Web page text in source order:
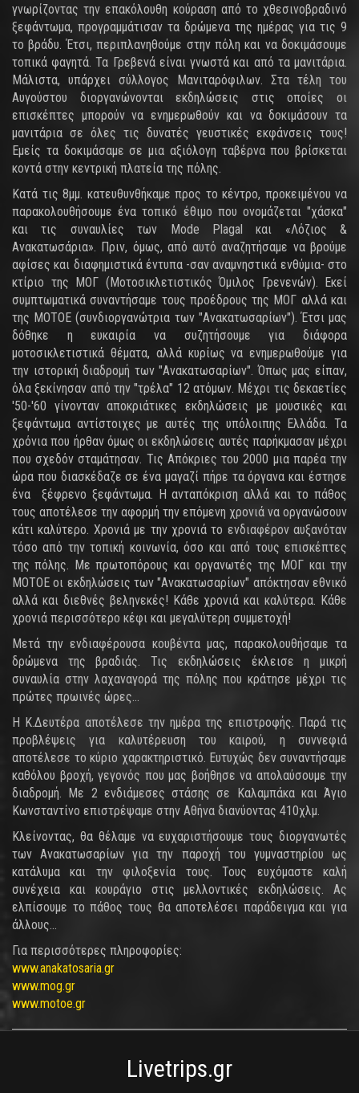
γνωρίζοντας την επακόλουθη κούραση από το χθεσινοβραδινό
ξεφάντωμα, προγραμμάτισαν τα δρώμενα της ημέρας για τις 9
το βράδυ. Έτσι, περιπλανηθούμε στην πόλη και να δοκιμάσουμε
τοπικά φαγητά. Τα Γρεβενά είναι γνωστά και από τα μανιτάρια.
Μάλιστα, υπάρχει σύλλογος Μανιταρόφιλων. Στα τέλη του
Αυγούστου διοργανώνονται εκδηλώσεις στις οποίες οι
επισκέπτες μπορούν να ενημερωθούν και να δοκιμάσουν τα
μανιτάρια σε όλες τις δυνατές γευστικές εκφάνσεις τους!
Εμείς τα δοκιμάσαμε σε μια αξιόλογη ταβέρνα που βρίσκεται
κοντά στην κεντρική πλατεία της πόλης.
Κατά τις 8μμ. κατευθυνθήκαμε προς το κέντρο, προκειμένου να
παρακολουθήσουμε ένα τοπικό έθιμο που ονομάζεται "χάσκα"
και τις συναυλίες των Mode Plagal και «Λόζιος &
Ανακατωσάρια». Πριν, όμως, από αυτό αναζητήσαμε να βρούμε
αφίσες και διαφημιστικά έντυπα -σαν αναμνηστικά ενθύμια- στο
κτίριο της ΜΟΓ (Μοτοσικλετιστικός Όμιλος Γρενενών). Εκεί
συμπτωματικά συναντήσαμε τους προέδρους της ΜΟΓ αλλά και
της ΜΟΤΟΕ (συνδιοργανώτρια των "Ανακατωσαρίων"). Έτσι μας
δόθηκε η ευκαιρία να συζητήσουμε για διάφορα
μοτοσικλετιστικά θέματα, αλλά κυρίως να ενημερωθούμε για
την ιστορική διαδρομή των "Ανακατωσαρίων". Όπως μας είπαν,
όλα ξεκίνησαν από την "τρέλα" 12 ατόμων. Μέχρι τις δεκαετίες
'50-'60 γίνονταν αποκριάτικες εκδηλώσεις με μουσικές και
ξεφάντωμα αντίστοιχες με αυτές της υπόλοιπης Ελλάδα. Τα
χρόνια που ήρθαν όμως οι εκδηλώσεις αυτές παρήκμασαν μέχρι
που σχεδόν σταμάτησαν. Τις Απόκριες του 2000 μια παρέα την
ώρα που διασκέδαζε σε ένα μαγαζί πήρε τα όργανα και έστησε
ένα ξέφρενο ξεφάντωμα. Η ανταπόκριση αλλά και το πάθος
τους αποτέλεσε την αφορμή την επόμενη χρονιά να οργανώσουν
κάτι καλύτερο. Χρονιά με την χρονιά το ενδιαφέρον αυξανόταν
τόσο από την τοπική κοινωνία, όσο και από τους επισκέπτες
της πόλης. Με πρωτοπόρους και οργανωτές της ΜΟΓ και την
ΜΟΤΟΕ οι εκδηλώσεις των "Ανακατωσαρίων" απόκτησαν εθνικό
αλλά και διεθνές βεληνεκές! Κάθε χρονιά και καλύτερα. Κάθε
χρονιά περισσότερο κέφι και μεγαλύτερη συμμετοχή!
Μετά την ενδιαφέρουσα κουβέντα μας, παρακολουθήσαμε τα
δρώμενα της βραδιάς. Τις εκδηλώσεις έκλεισε η μικρή
συναυλία στην λαχαναγορά της πόλης που κράτησε μέχρι τις
πρώτες πρωινές ώρες...
Η Κ.Δευτέρα αποτέλεσε την ημέρα της επιστροφής. Παρά τις
προβλέψεις για καλυτέρευση του καιρού, η συννεφιά
αποτέλεσε το κύριο χαρακτηριστικό. Ευτυχώς δεν συναντήσαμε
καθόλου βροχή, γεγονός που μας βοήθησε να απολαύσουμε την
διαδρομή. Με 2 ενδιάμεσες στάσης σε Καλαμπάκα και Άγιο
Κωνσταντίνο επιστρέψαμε στην Αθήνα διανύοντας 410χλμ.
Κλείνοντας, θα θέλαμε να ευχαριστήσουμε τους διοργανωτές
των Ανακατωσαρίων για την παροχή του γυμναστηρίου ως
κατάλυμα και την φιλοξενία τους. Τους ευχόμαστε καλή
συνέχεια και κουράγιο στις μελλοντικές εκδηλώσεις. Ας
ελπίσουμε το πάθος τους θα αποτελέσει παράδειγμα και για
άλλους...
Για περισσότερες πληροφορίες:
www.anakatosaria.gr
www.mog.gr
www.motoe.gr
Livetrips.gr